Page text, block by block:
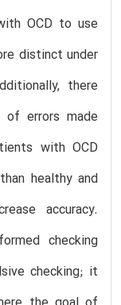
OCD to use
distinct under
there
errors made
with OCD
healthy and
accuracy.
checking
checking; it